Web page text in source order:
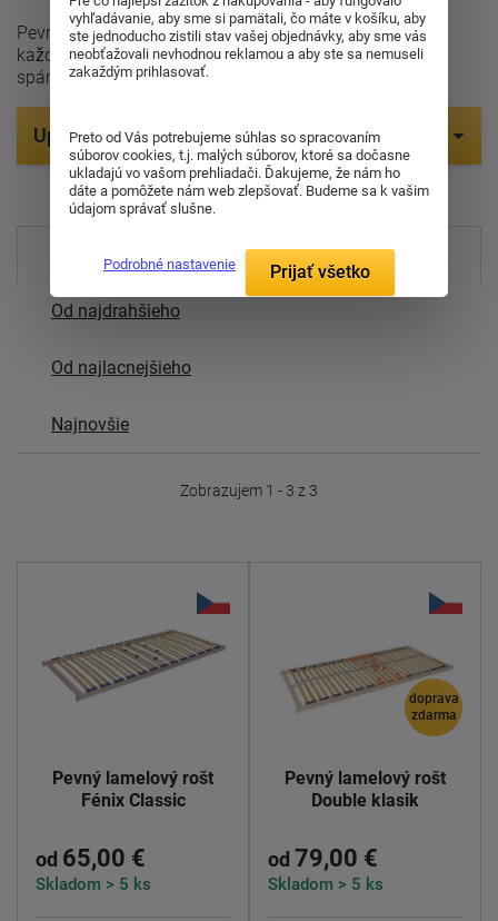
Pevné lamelové rošty Tropico sú ideálnou voľbou pre
každého, kto hľadá stabilný a odolný základ pre svoj
spánok.
Upresniť parametre
Položiek na zobrazenie:2
Najpredávanejšie
Od najdrahšieho
Od najlacnejšieho
Najnovšie
Zobrazujem 1 - 3 z 3
Pevný lamelový rošt
Fénix Classic
od 65,00 €
Skladom > 5 ks
doprava
zdarma
Pevný lamelový rošt
Double klasik
od 79,00 €
Skladom > 5 ks
vyhľadávanie, aby sme si pamätali, čo máte v košíku, aby
ste jednoducho zistili stav vašej objednávky, aby sme vás
neobťažovali nevhodnou reklamou a aby ste sa nemuseli
zakaždým prihlasovať.
Preto od Vás potrebujeme súhlas so spracovaním
súborov cookies, t.j. malých súborov, ktoré sa dočasne
ukladajú vo vašom prehliadači. Ďakujeme, že nám ho
dáte a pomôžete nám web zlepšovať. Budeme sa k vašim
údajom správať slušne.
Podrobné nastavenie Prijať všetko